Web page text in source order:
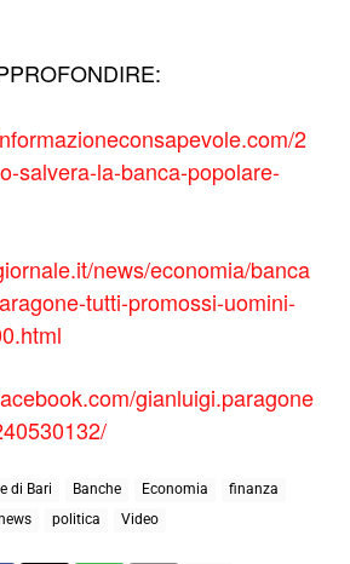
2
salvera-la-banca-popolare-
news/economia/banca
tutti-promossi-uomini-
gianluigi.paragone
di Bari Banche Economia
finanza
politica Video